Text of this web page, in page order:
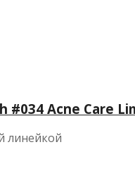
#034 Acne Care
линейкой